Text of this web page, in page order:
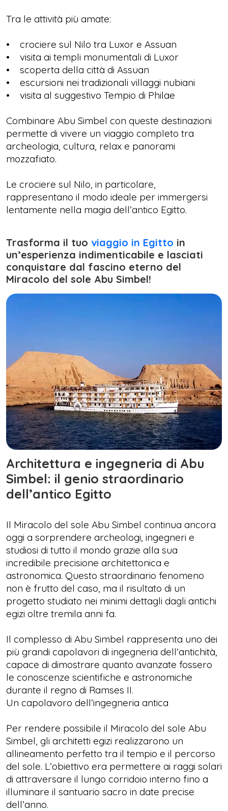
Tra le attività più amate:
• crociere sul Nilo tra Luxor e Assuan
• visita ai templi monumentali di Luxor
• scoperta della città di Assuan
• escursioni nei tradizionali villaggi nubiani
• visita al suggestivo Tempio di Philae
Combinare Abu Simbel con queste destinazioni
permette di vivere un viaggio completo tra
archeologia, cultura, relax e panorami
mozzafiato.
Le crociere sul Nilo, in particolare,
rappresentano il modo ideale per immergersi
lentamente nella magia dell’antico Egitto.
Trasforma il tuo viaggio in Egitto in
un’esperienza indimenticabile e lasciati
conquistare dal fascino eterno del
Miracolo del sole Abu Simbel!
Architettura e ingegneria di Abu
Simbel: il genio straordinario
dell’antico Egitto
Il Miracolo del sole Abu Simbel continua ancora
oggi a sorprendere archeologi, ingegneri e
studiosi di tutto il mondo grazie alla sua
incredibile precisione architettonica e
astronomica. Questo straordinario fenomeno
non è frutto del caso, ma il risultato di un
progetto studiato nei minimi dettagli dagli antichi
egizi oltre tremila anni fa.
Il complesso di Abu Simbel rappresenta uno dei
più grandi capolavori di ingegneria dell’antichità,
capace di dimostrare quanto avanzate fossero
le conoscenze scientifiche e astronomiche
durante il regno di Ramses II.
Un capolavoro dell’ingegneria antica
Per rendere possibile il Miracolo del sole Abu
Simbel, gli architetti egizi realizzarono un
allineamento perfetto tra il tempio e il percorso
del sole. L’obiettivo era permettere ai raggi solari
di attraversare il lungo corridoio interno fino a
illuminare il santuario sacro in date precise
dell’anno.